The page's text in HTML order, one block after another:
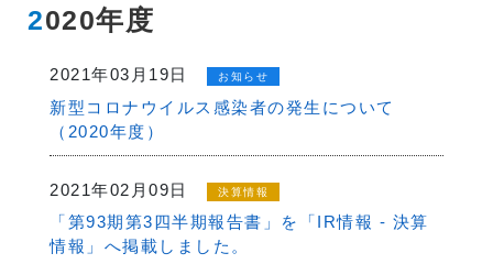
2020年度
2021年03月19日 お知らせ
新型コロナウイルス感染者の発生について
（2020年度）
2021年02月09日 決算情報
「第93期第3四半期報告書」を「IR情報 - 決算
情報」へ掲載しました。